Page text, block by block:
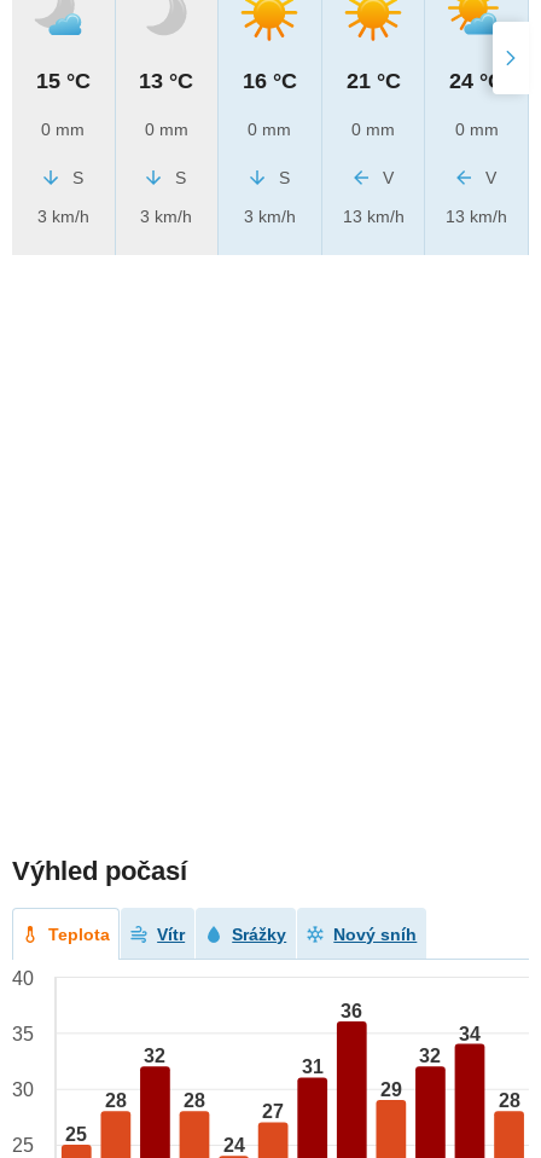
15 °C
0 mm
S
3 km/h
13 °C
0 mm
S
3 km/h
16 °C
0 mm
S
3 km/h
21 °C
0 mm
V
13 km/h
24 °C
0 mm
V
13 km/h
Výhled počasí
Teplota Vítr Srážky Nový sníh
25
28
32
28
24
27
31
36
29
32
34
28
40
35
30
25